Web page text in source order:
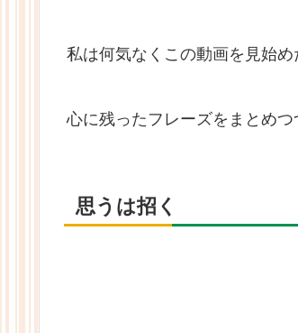
私は何気なくこの動画を見始
心に残ったフレーズをまとめ
思うは招く